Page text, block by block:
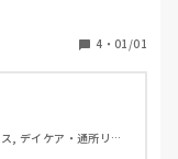
開するタイミング
という希望もあり
4 ・ 01/01
, デイケア・通所リハ,